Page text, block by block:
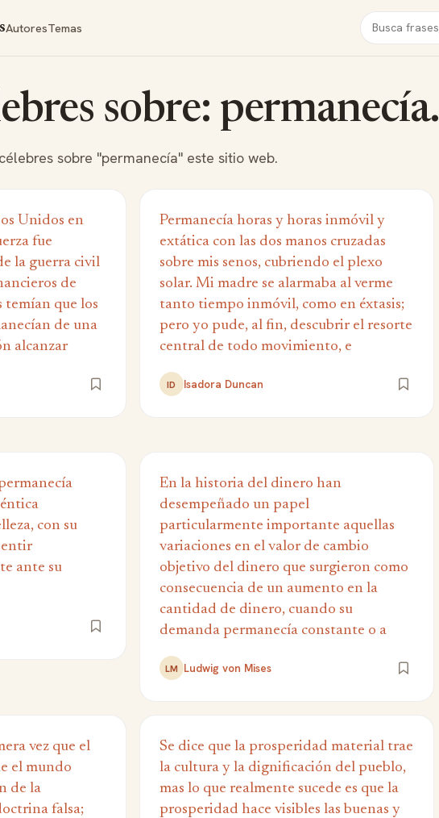
AutoresTemas Buscar
sobre: permanecía.
sobre "permanecía" este sitio web.
Unidos en
fue
la guerra civil
de
temían que los
de una
alcanzar
Permanecía horas y horas inmóvil y
extática con las dos manos cruzadas
sobre mis senos, cubriendo el plexo
solar. Mi madre se alarmaba al verme
tanto tiempo inmóvil, como en éxtasis;
pero yo pude, al fin, descubrir el resorte
central de todo movimiento, e
ID Isadora Duncan
con su
ante su
En la historia del dinero han
desempeñado un papel
particularmente importante aquellas
variaciones en el valor de cambio
objetivo del dinero que surgieron como
consecuencia de un aumento en la
cantidad de dinero, cuando su
demanda permanecía constante o a
LM Ludwig von Mises
vez que el
el mundo
de la
falsa;
Se dice que la prosperidad material trae
la cultura y la dignificación del pueblo,
mas lo que realmente sucede es que la
prosperidad hace visibles las buenas y